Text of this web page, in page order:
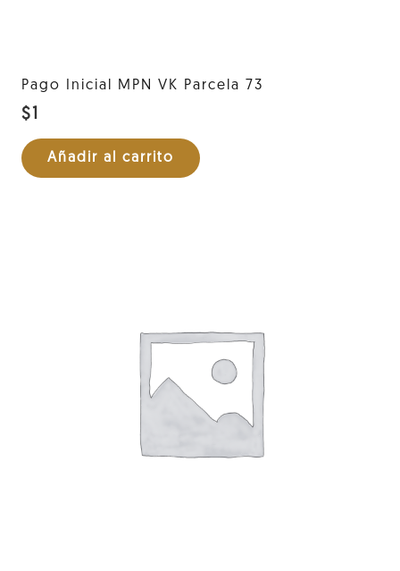
Pago Inicial MPN VK Parcela 73
$1
Añadir al carrito